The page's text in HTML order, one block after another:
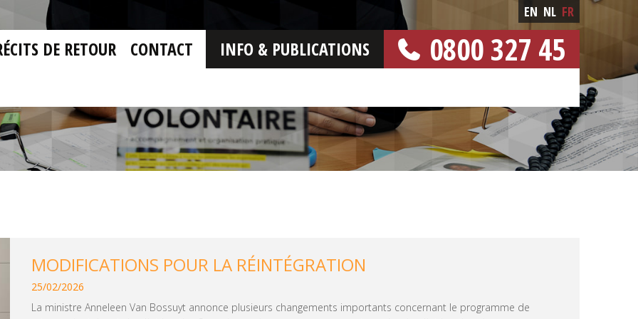
0800 327 45
DE RETOUR CONTACT
INFO & PUBLICATIONS
EN NL FR
MODIFICATIONS POUR LA RÉINTÉGRATION
25/02/2026
La ministre Anneleen Van Bossuyt annonce plusieurs changements importants concernant le programme de